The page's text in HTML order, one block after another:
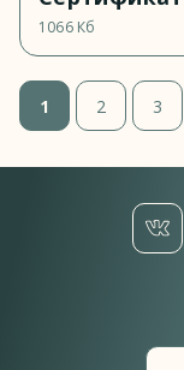
1066 Кб
1 2 3